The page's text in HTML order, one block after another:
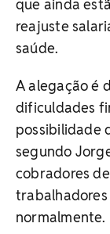
que ainda
reajuste
saúde.
A alegação é
dificuldades
possibilidade
segundo
cobradores
normalmente.